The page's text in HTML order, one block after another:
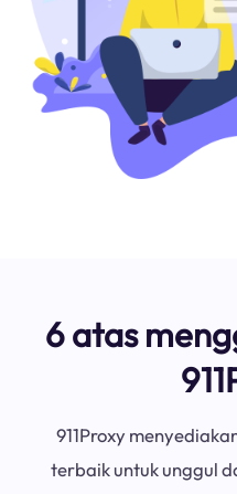
6 atas
911Proxy
terbaik untuk unggul